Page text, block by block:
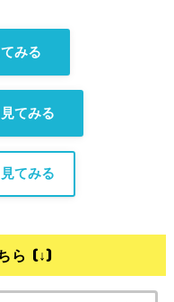
みる
てみる
てみる
ら (↓)